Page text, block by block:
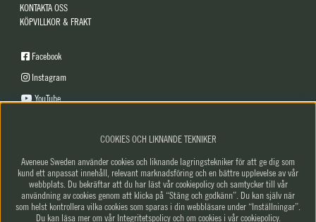
KONTAKTA OSS
KÖPVILLKOR & FRAKT
Facebook
Instagram
YouTube
Få vårt nyhetsbrev
Fyll i din e-post nedan för att ta del av nyheter och
erbjudanden.
ANMÄL
COOKIES OCH LIKNANDE TEKNIKER
Aveneue Sweden använder cookies och liknande lagringstekniker för att ge dig som
kund ett anpassat innehåll, relevant marknadsföring och en bättre upplevelse av vår
webbplats. Du bekräftar att du har läst vår cookiepolicy och samtycker till vår
användning av cookies genom att klicka på “Stäng och godkänn”. Du kan själv när
som helst kontrollera vilka cookies som sparas i din webbläsare under “Inställningar”.
Du kan läsa mer om vår ​Integritetspolicy​ och om ​cookies​ i vårcookiepolicy.